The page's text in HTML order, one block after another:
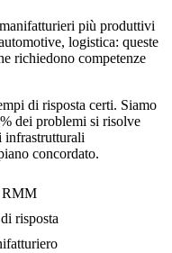
più produttivi
logistica: queste
richiedono competenze
di risposta certi. Siamo
dei problemi si risolve
infrastrutturali
concordato.
RMM
risposta